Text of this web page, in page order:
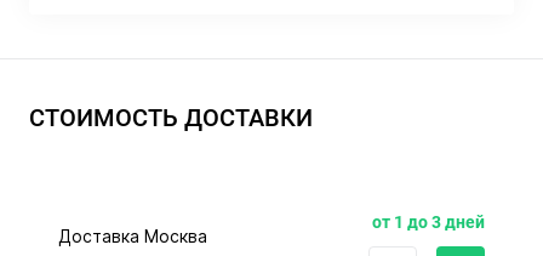
СТОИМОСТЬ ДОСТАВКИ
Доставка Москва
от 1 до 3 дней